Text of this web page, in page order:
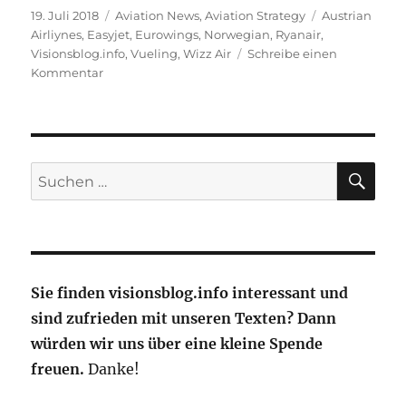
Veröffentlicht
am
19. Juli 2018 Kategorien
Aviation News,Aviation Strategy Schlagwörter
Austrian
Airliynes, Easyjet, Eurowings, Norwegian, Ryanair,
Visionsblog.info,Vueling,Wizz Air
Schreibe einen
Kommentarzu
Suche
nach:
Sie finden visionsblog.info interessant und
sind zufrieden mit unseren Texten? Dann
würden wir uns über eine kleine Spende
freuen. Danke!